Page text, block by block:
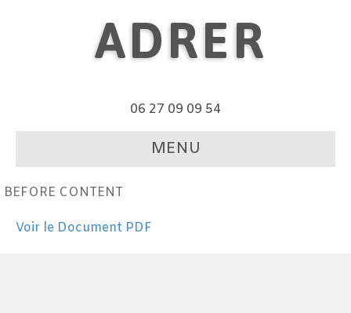
ADRER
06 27 09 09 54
MENU
BEFORE CONTENT
Voir le Document PDF